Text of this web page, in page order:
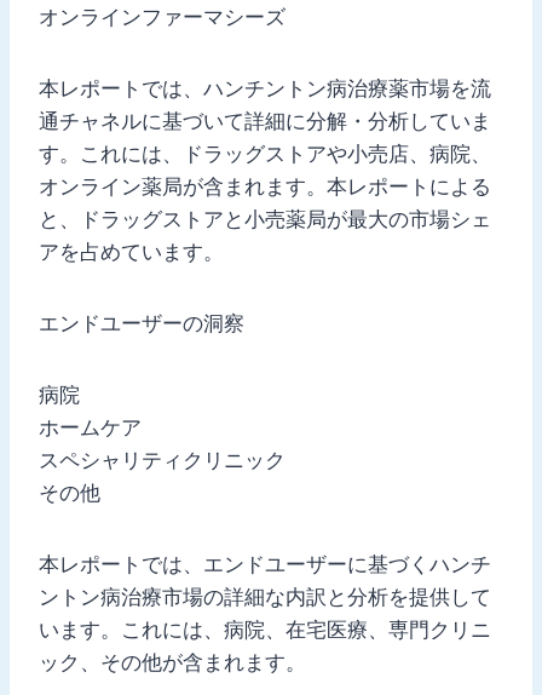
オンラインファーマシーズ
本レポートでは、ハンチントン病治療薬市場を流
通チャネルに基づいて詳細に分解・分析していま
す。これには、ドラッグストアや小売店、病院、
オンライン薬局が含まれます。本レポートによる
と、ドラッグストアと小売薬局が最大の市場シェ
アを占めています。
エンドユーザーの洞察
病院
ホームケア
スペシャリティクリニック
その他
本レポートでは、エンドユーザーに基づくハンチ
ントン病治療市場の詳細な内訳と分析を提供して
います。これには、病院、在宅医療、専門クリニ
ック、その他が含まれます。